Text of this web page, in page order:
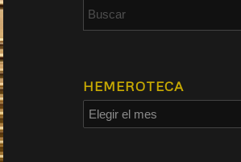
HEMEROTECA